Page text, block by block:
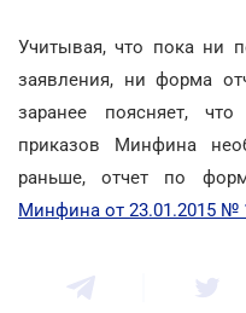
Учитывая, что пока ни
заявления, ни форма
заранее поясняет,
приказов Минфина
раньше, отчет по
Минфина от 23.01.2015 №